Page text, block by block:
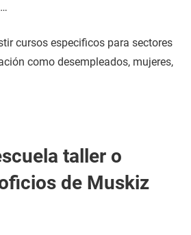
cursos especificos para sectores
como desempleados, mujeres,
taller o
de Muskiz